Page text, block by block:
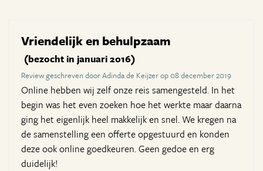
Vriendelijk en behulpzaam
(bezocht in januari 2016)
Review geschreven door Adinda de Keijzer op 08 december 2019
Online hebben wij zelf onze reis samengesteld. In het
begin was het even zoeken hoe het werkte maar daarna
ging het eigenlijk heel makkelijk en snel. We kregen na
de samenstelling een offerte opgestuurd en konden
deze ook online goedkeuren. Geen gedoe en erg
duidelijk!